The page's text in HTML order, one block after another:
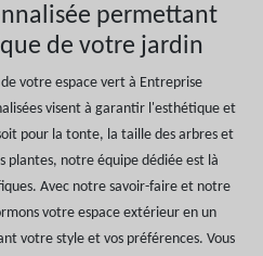
permettant
de votre jardin
votre espace vert à Entreprise
visent à garantir l'esthétique et
pour la tonte, la taille des arbres et
plantes, notre équipe dédiée est là
Avec notre savoir-faire et notre
votre espace extérieur en un
votre style et vos préférences. Vous